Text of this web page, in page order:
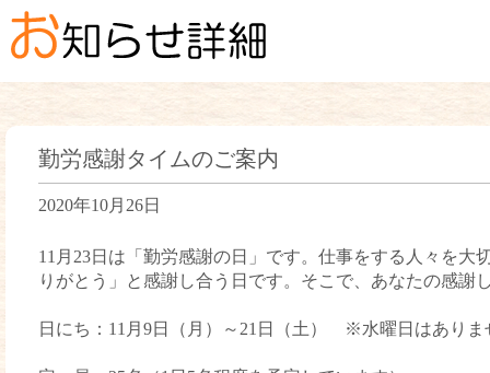
勤労感謝タイムのご案内
2020年10月26日
11月23日は「勤労感謝の日」です。仕事をする人々を
りがとう」と感謝し合う日です。そこで、あなたの感
日にち：11月9日（月）～21日（土） ※水曜日はありま